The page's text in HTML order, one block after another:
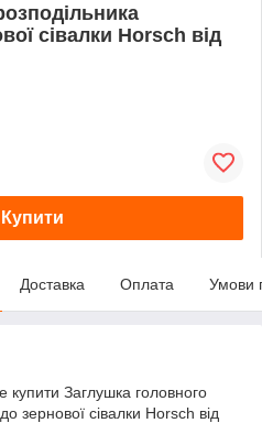
сівалки Horsch від
Купити
Доставка Оплата Умови
Заглушка головного
зернової сівалки Horsch від